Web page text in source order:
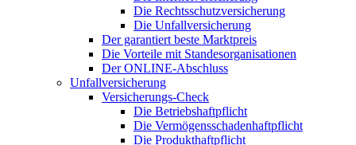
Die Rechtsschutzversicherung
Die Unfallversicherung
Der garantiert beste Marktpreis
Die Vorteile mit Standesorganisationen
Der ONLINE-Abschluss
Unfallversicherung
Versicherungs-Check
Die Betriebshaftpflicht
Die Vermögensschadenhaftpflicht
Die Produkthaftpflicht